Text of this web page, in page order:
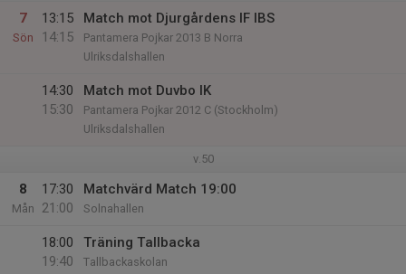
7
Sön
13:15
14:15
Match mot Djurgårdens IF IBS
Pantamera Pojkar 2013 B Norra
Ulriksdalshallen
14:30
15:30
Match mot Duvbo IK
Pantamera Pojkar 2012 C (Stockholm)
Ulriksdalshallen
v.50
8
Mån
17:30
21:00
Matchvärd Match 19:00
Solnahallen
18:00
19:40
Träning Tallbacka
Tallbackaskolan